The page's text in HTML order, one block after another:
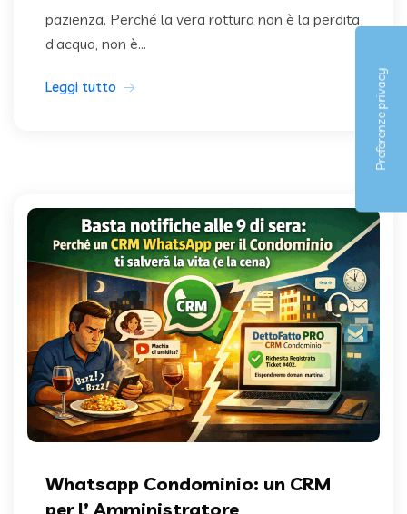
pazienza. Perché la vera rottura non è la perdita
d’acqua, non è...
Leggi tutto
Whatsapp Condominio: un CRM
per l’ Amministratore